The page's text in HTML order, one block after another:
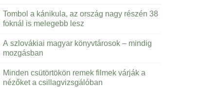
Tombol a kánikula, az ország nagy részén 38
foknál is melegebb lesz
A szlovákiai magyar könyvtárosok – mindig
mozgásban
Minden csütörtökön remek filmek várják a
nézőket a csillagvizsgálóban